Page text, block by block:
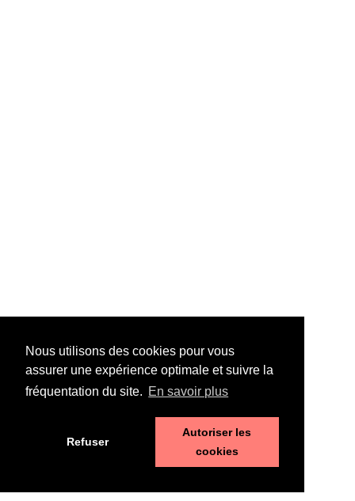
Nous utilisons des cookies pour vous
assurer une expérience optimale et suivre la
fréquentation du site. En savoir plus
Refuser
Autoriser les
cookies